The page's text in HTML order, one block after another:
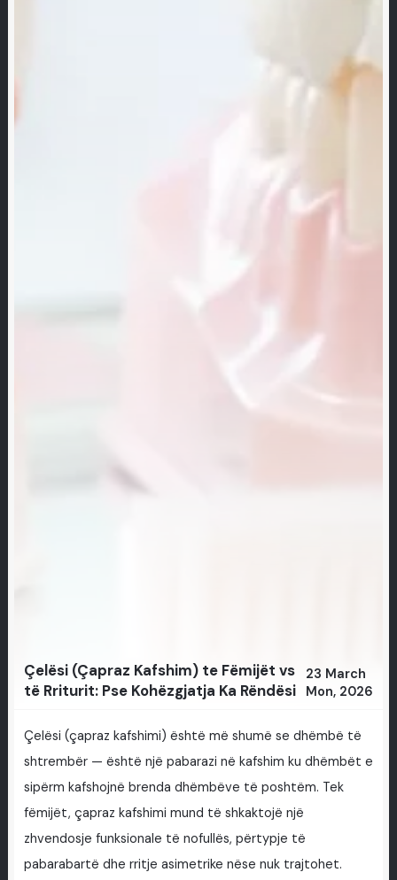
Çelësi (Çapraz Kafshim) te Fëmijët vs
të Rriturit: Pse Kohëzgjatja Ka Rëndësi
23 March
Mon, 2026
Çelësi (çapraz kafshimi) është më shumë se dhëmbë të
shtrembër — është një pabarazi në kafshim ku dhëmbët e
sipërm kafshojnë brenda dhëmbëve të poshtëm. Tek
fëmijët, çapraz kafshimi mund të shkaktojë një
zhvendosje funksionale të nofullës, përtypje të
pabarabartë dhe rritje asimetrike nëse nuk trajtohet.